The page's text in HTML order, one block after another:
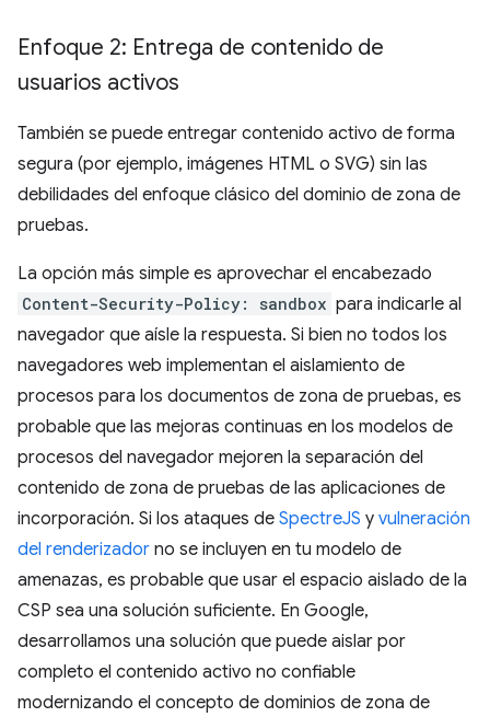
Enfoque 2: Entrega de contenido de
usuarios activos
También se puede entregar contenido activo de forma
segura (por ejemplo, imágenes HTML o SVG) sin las
debilidades del enfoque clásico del dominio de zona de
pruebas.
La opción más simple es aprovechar el encabezado
Content-Security-Policy: sandbox para indicarle al
navegador que aísle la respuesta. Si bien no todos los
navegadores web implementan el aislamiento de
procesos para los documentos de zona de pruebas, es
probable que las mejoras continuas en los modelos de
procesos del navegador mejoren la separación del
contenido de zona de pruebas de las aplicaciones de
incorporación. Si los ataques de SpectreJS y vulneración
del renderizador no se incluyen en tu modelo de
amenazas, es probable que usar el espacio aislado de la
CSP sea una solución suficiente. En Google,
desarrollamos una solución que puede aislar por
completo el contenido activo no confiable
modernizando el concepto de dominios de zona de